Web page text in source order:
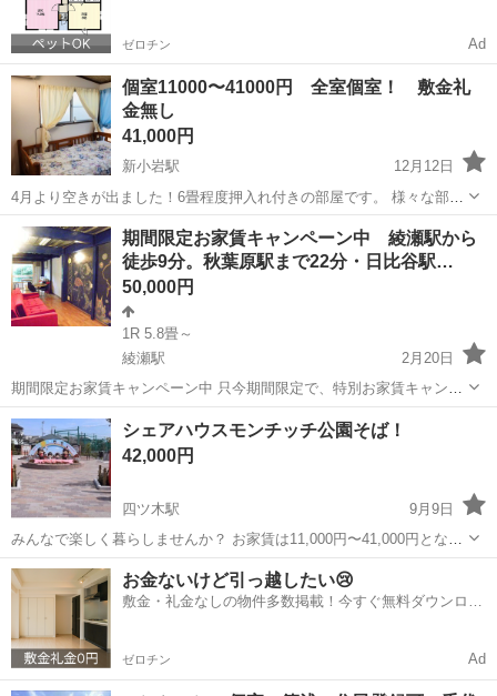
ゼロチン Ad
個室11000〜41000円 全室個室！ 敷金礼
金無し
41,000円
新小岩駅
12月12日
4月より空きが出ました！6畳程度押入れ付きの部屋です。 様々な部屋
があります。 収入が少ない方は住宅確保給付金を利用して家賃無料で
住むことも可能です。 シェアハウス JR新小岩 東京から直通13分秋
葉原から直通13分 京...
東京 葛飾区 新小岩駅 シェアハウス 徒歩
期間限定お家賃キャンペーン中 綾瀬駅から
徒歩9分。秋葉原駅まで22分・日比谷駅…
50,000円
1R 5.8畳～
綾瀬駅
2月20日
期間限定お家賃キャンペーン中 只今期間限定で、特別お家賃キャンペ
ーン中です！ 綾瀬駅周辺には個性豊かな情緒あふれる商店街に加えフ
ィットネス・公園・飲食店街なんでも揃っているので生活に不自由ナ
シ！個性豊かなハウスメ...
東京 葛飾区 徒歩
シェアハウスモンチッチ公園そば！
42,000円
四ツ木駅
9月9日
みんなで楽しく暮らしませんか？ お家賃は11,000円〜41,000円となり
ます。 もし低所得の場合、国からの援助が受けられる可能性もありま
す。 私自身も母子家庭で4人の子どもを育ててまいりましたので、ご
苦労はよく分かり...
東京 葛飾区 四ツ木駅 シェアハウス 母子家庭
お金ないけど引っ越したい😢
敷金・礼金なしの物件多数掲載！今すぐ無料ダウンロー
ゼロチン Ad